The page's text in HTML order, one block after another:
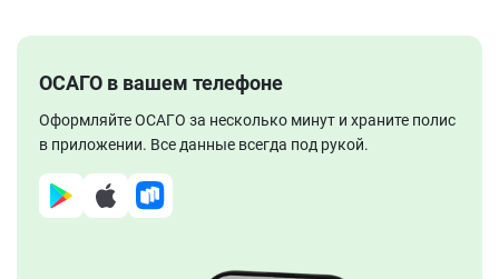
ОСАГО в вашем телефоне
Оформляйте ОСАГО за несколько минут и храните полис
в приложении. Все данные всегда под рукой.